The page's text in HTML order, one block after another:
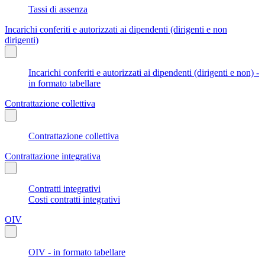
Tassi di assenza
Incarichi conferiti e autorizzati ai dipendenti (dirigenti e non
dirigenti)
Incarichi conferiti e autorizzati ai dipendenti (dirigenti e non) -
in formato tabellare
Contrattazione collettiva
Contrattazione collettiva
Contrattazione integrativa
Contratti integrativi
Costi contratti integrativi
OIV
OIV - in formato tabellare